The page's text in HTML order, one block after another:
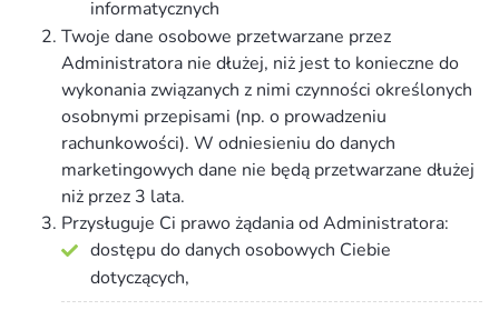
informatycznych
Twoje dane osobowe przetwarzane przez
Administratora nie dłużej, niż jest to konieczne do
wykonania związanych z nimi czynności określonych
osobnymi przepisami (np. o prowadzeniu
rachunkowości). W odniesieniu do danych
marketingowych dane nie będą przetwarzane dłużej
niż przez 3 lata.
Przysługuje Ci prawo żądania od Administratora:
dostępu do danych osobowych Ciebie
dotyczących,